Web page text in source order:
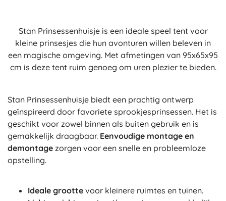
Stan Prinsessenhuisje is een ideale speel tent voor
kleine prinsesjes die hun avonturen willen beleven in
een magische omgeving. Met afmetingen van 95x65x95
cm is deze tent ruim genoeg om uren plezier te bieden.
Stan Prinsessenhuisje biedt een prachtig ontwerp
geïnspireerd door favoriete sprookjesprinsessen. Het is
geschikt voor zowel binnen als buiten gebruik en is
gemakkelijk draagbaar. Eenvoudige montage en
demontage zorgen voor een snelle en probleemloze
opstelling.
Ideale grootte voor kleinere ruimtes en tuinen.